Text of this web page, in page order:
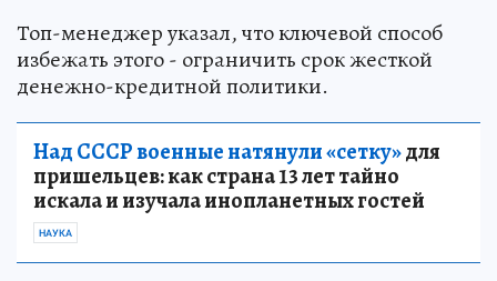
Топ-менеджер указал, что ключевой способ
избежать этого - ограничить срок жесткой
денежно-кредитной политики.
Над СССР военные натянули «сетку»для
пришельцев: как страна 13 лет тайно
искала и изучала инопланетных гостей
НАУКА